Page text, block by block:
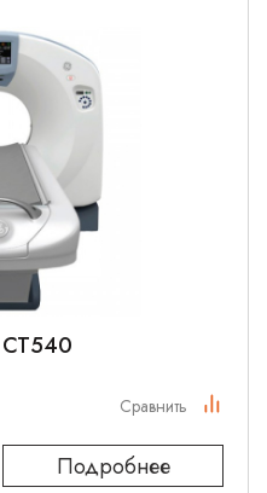
Подробнее
Сравнить